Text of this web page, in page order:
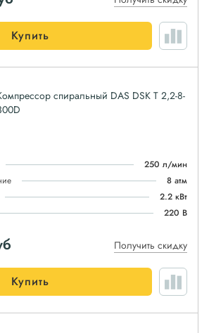
Купить
спиральный DAS DSK T 2,2-8-
250 л/мин
8 атм
2.2 кВт
220 В
Получить скидку
Купить